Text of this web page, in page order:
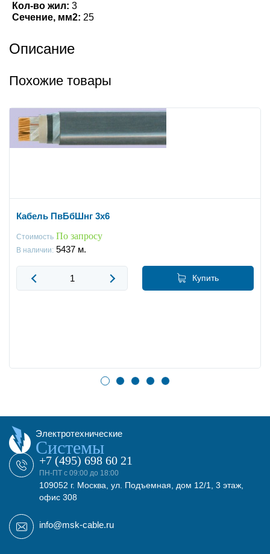
Кол-во жил: 3
Сечение, мм2: 25
Описание
Похожие товары
Кабель ПвБбШнг 3x6
Стоимость По запросу
В наличии: 5437 м.
Купить
Электротехнические
Системы
+7 (495) 698 60 21
ПН-ПТ с 09:00 до 18:00
109052 г. Москва, ул. Подъемная, дом 12/1, 3 этаж,
офис 308
info@msk-cable.ru